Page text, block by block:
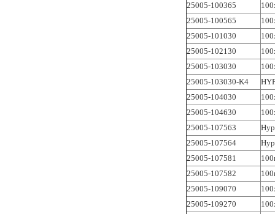
25005-100365
25005-100565
25005-101030
25005-102130
25005-103030
25005-103030-K4
25005-104030
25005-104630
25005-107563
25005-107564
25005-107581
25005-107582
25005-109070
25005-109270